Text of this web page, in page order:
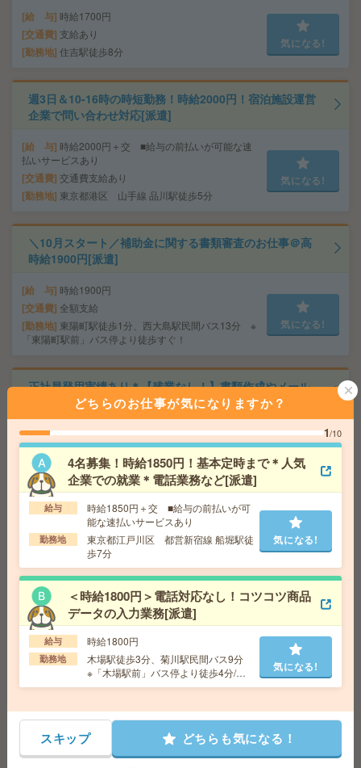
給 与 時給1700円
交通費 支給あり
勤務地 住吉駅徒歩8分
気になる!
週3日＆10-16時の時短勤務！時給2000円！宿泊施設運営
企業で問い合わせ対応[派遣]
給 与 時給2000円＋交 ■給与の前払いが可能な速
払いサービスあり
交通費 交通費支給あり
勤務地 東京都港区 山手線 品川駅徒歩5分
気になる!
＼10月スタート／補助金に関する書類審査のお仕事＠高
時給1900円[派遣]
給 与 時給1900円
交通費 全額支給
勤務地 東陽町駅徒歩1分、西大島駅民間バス13分 ※
「東陽町駅前」バス停より徒歩すぐ！
気になる!
正社員登用実績あり＊【残業なし！】書類作成やメール
対応などサポート事務！[派遣]
給 与 時給1800円～1850円
交通費 全額支給
勤務地 亀戸駅徒歩5分
気になる!
座り仕事！給与即払いOK！高時給！卓球ラケットの製造
[派遣]
時給1600円
交通費 交通費支給有り
勤務地 新所沢駅～バス15分 ※送迎有り
気になる!
＜朝はゆっくり＞芸術・文化団体！電話なし！入力メイ
ンのカンタン事務＠錦糸町[派遣]
交通費 全額支給
錦糸町駅徒歩3分 ※錦糸町アルカセントラル
での就業です
どちらのお仕事が気になりますか？
1/10
4名募集！時給1850円！基本定時まで＊人気
企業での就業＊電話業務など[派遣]
給与
時給1850円＋交 ■給与の前払いが可
能な速払いサービスあり
勤務地
東京都江戸川区 都営新宿線 船堀駅徒
歩7分
気になる!
＜時給1800円＞電話対応なし！コツコツ商品
データの入力業務[派遣]
給与 時給1800円
勤務地
木場駅徒歩3分、菊川駅民間バス9分
※「木場駅前」バス停より徒歩4分/自
転車通勤もOK！
気になる!
スキップ どちらも気になる！